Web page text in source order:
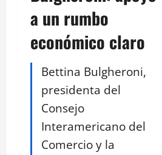
a un rumbo
económico claro
Bettina Bulgheroni,
presidenta del
Consejo
Interamericano del
Comercio y la